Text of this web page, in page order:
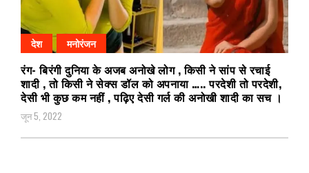
देश मनोरंजन
रंग- बिरंगी दुनिया के अजब अनोखे लोग , किसी ने सांप से रचाई
शादी , तो किसी ने सेक्स डॉल को अपनाया ….. परदेशी तो परदेशी,
देसी भी कुछ कम नहीं , पढ़िए देसी गर्ल की अनोखी शादी का सच ।
जून 5, 2022